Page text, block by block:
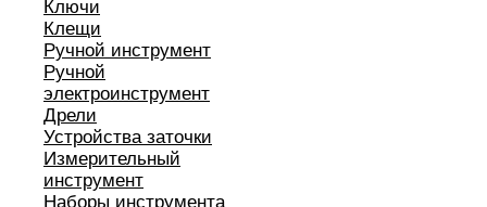
Ключи
Клещи
Ручной инструмент
Ручной
электроинструмент
Дрели
Устройства заточки
Измерительный
инструмент
Наборы инструмента